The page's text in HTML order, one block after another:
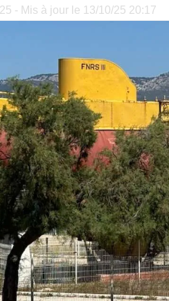
- Mis à jour le 13/10/25 20:17